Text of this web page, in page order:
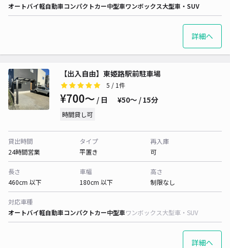
オートバイ軽自動車コンパクトカー中型車ワンボックス大型車・SUV
詳細へ
【出入自由】東姫路駅前駐車場
5 / 1件
¥700〜 / 日 ¥50〜 / 15分
時間貸し可
貸出時間
24時間営業
タイプ
平置き
再入庫
可
長さ
460cm 以下
車幅
180cm 以下
高さ
制限なし
対応車種
オートバイ軽自動車コンパクトカー中型車ワンボックス大型車・SUV
詳細へ